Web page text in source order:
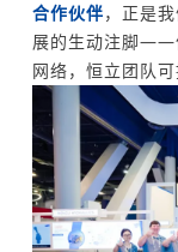
合作伙伴，正是
展的生动注脚——
网络，恒立团队